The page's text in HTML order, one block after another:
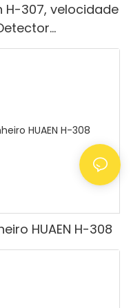
H-307, velocidade
Falsificante,
HUAEN H-308